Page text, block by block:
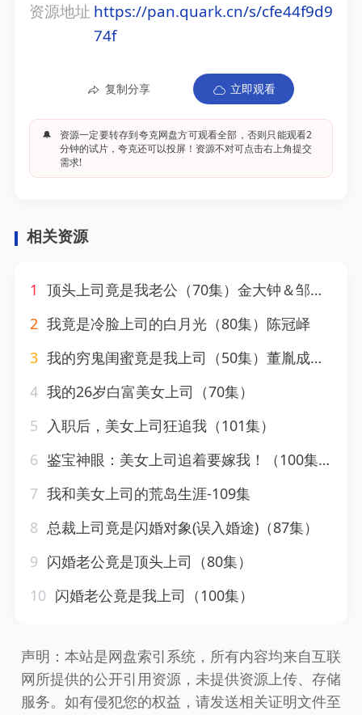
资源地址 https://pan.quark.cn/s/cfe44f9d9
74f
复制分享 立即观看
🔔
资源一定要转存到夸克网盘方可观看全部，否则只能观看2
分钟的试片，夸克还可以投屏！资源不对可点击右上角提交
需求!
相关资源
1 顶头上司竟是我老公（70集）金大钟＆邹佳欣
2 我竟是冷脸上司的白月光（80集）陈冠峄
3 我的穷鬼闺蜜竟是我上司（50集）董胤成＆董子源
4 我的26岁白富美女上司（70集）
5 入职后，美女上司狂追我（101集）
6 鉴宝神眼：美女上司追着要嫁我！（100集）
7 我和美女上司的荒岛生涯-109集
8 总裁上司竟是闪婚对象(误入婚途)（87集）
9 闪婚老公竟是顶头上司（80集）
10 闪婚老公竟是我上司（100集）
声明：本站是网盘索引系统，所有内容均来自互联
网所提供的公开引用资源，未提供资源上传、存储
服务。如有侵犯您的权益，请发送相关证明文件至